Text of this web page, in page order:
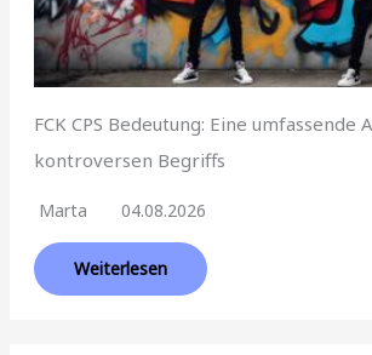
FCK CPS Bedeutung: Eine umfassende
kontroversen Begriffs
Marta 04.08.2026
Weiterlesen